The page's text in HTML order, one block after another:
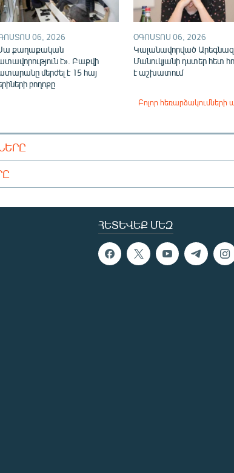
06, 2026
քաղաքական
է». Բաքվի
մերժել է 15 հայ
բողոքը
ՕԳՈՍՏՈՍ 06, 2026
Կալանավորված Արեգնազ
Մանուկյանի դստեր հետ
է աշխատում
Բոլոր հեռարձակումների
ՀԵՏԵՎԵՔ ՄԵԶ